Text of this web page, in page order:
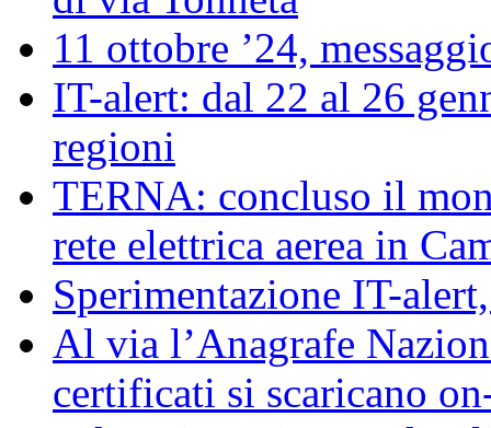
11 ottobre ’24,
IT-alert: dal 22 al 26
regioni
TERNA: concluso il
rete elettrica aerea in
Sperimentazione IT-
Al via l’Anagrafe
certificati si scaricano